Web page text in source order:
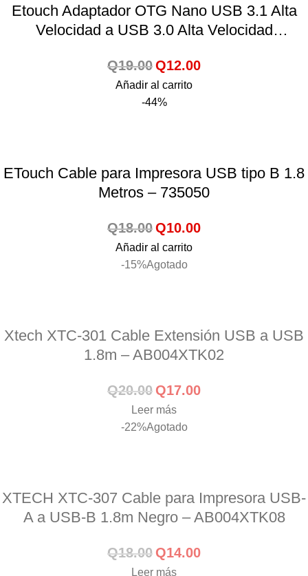
Etouch Adaptador OTG Nano USB 3.1 Alta
Velocidad a USB 3.0 Alta Velocidad
Q19.00Q12.00
Añadir al carrito
-44%
ETouch Cable para Impresora USB tipo B 1.8
Metros – 735050
Q18.00Q10.00
Añadir al carrito
-15%Agotado
Xtech XTC-301 Cable Extensión USB a USB
1.8m – AB004XTK02
Q20.00 Q17.00
Leer más
-22%Agotado
XTECH XTC-307 Cable para Impresora USB-
A a USB-B 1.8m Negro – AB004XTK08
Q18.00 Q14.00
Leer más